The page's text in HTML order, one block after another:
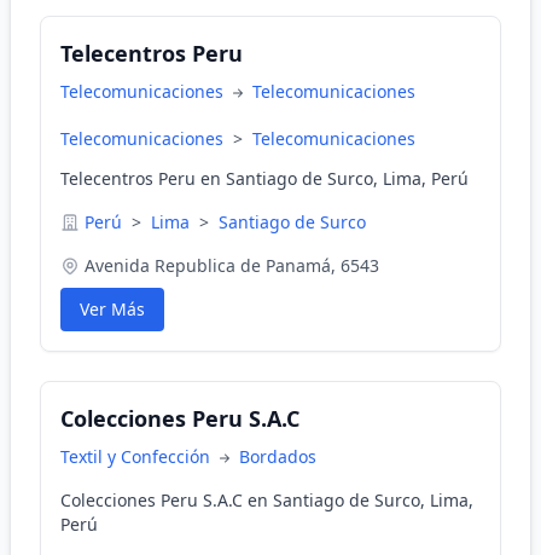
Telecentros Peru
Telecomunicaciones Telecomunicaciones
Telecomunicaciones > Telecomunicaciones
Telecentros Peru en Santiago de Surco, Lima, Perú
Perú > Lima > Santiago de Surco
Avenida Republica de Panamá, 6543
Ver Más
Colecciones Peru S.A.C
Textil y Confección
Bordados
Colecciones Peru S.A.C en Santiago de Surco, Lima,
Perú